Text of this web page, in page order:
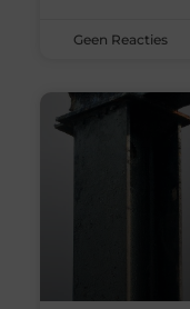
Geen Reacties